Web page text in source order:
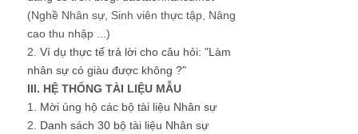
IV. HOẠT ĐỘNG CỘNG ĐỒNG
1.HR Groups - Các nhóm Nhân sự
2. Cộng đồng Chia sẻ tài liệu Nhân sự
Vào khu vực giới hạn của blog